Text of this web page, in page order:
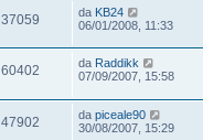
37059 da KB24
06/01/2008, 11:33
60402 da Raddikk
07/09/2007, 15:58
47902 da piceale90
30/08/2007, 15:29